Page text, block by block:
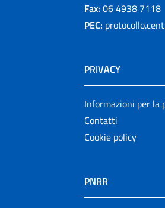
Fax: 06 4938 7118
PEC:
PRIVACY
Informazioni per la
Contatti
Cookie policy
PNRR